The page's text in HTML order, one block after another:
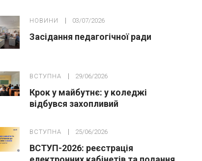
НОВИНИ 03/07/2026
Засідання педагогічної ради
ВСТУПНА 29/06/2026
Крок у майбутнє: у коледжі
відбувся захопливий
абітурієнтів
ВСТУПНА 25/06/2026
ВСТУП-2026: реєстрація